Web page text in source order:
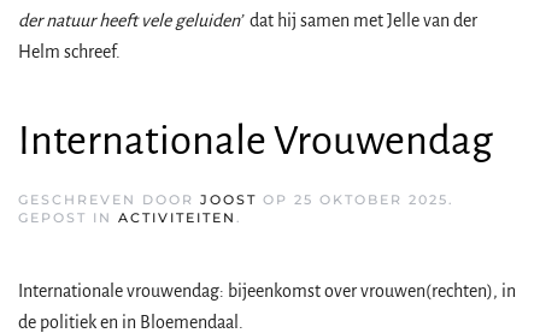
der natuur heeft vele geluiden’ dat hij samen met Jelle van der
Helm schreef.
Internationale Vrouwendag
GESCHREVEN DOOR JOOST OP 25 OKTOBER 2025.
GEPOST IN ACTIVITEITEN .
Internationale vrouwendag: bijeenkomst over vrouwen(rechten), in
de politiek en in Bloemendaal.